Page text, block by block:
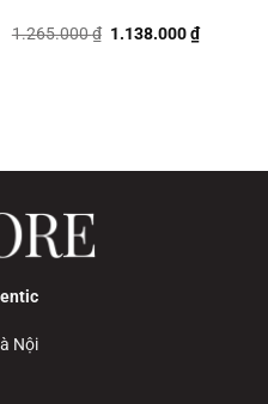
1.265.000₫ Giá
1.138.000₫Giá
hiện
Nội